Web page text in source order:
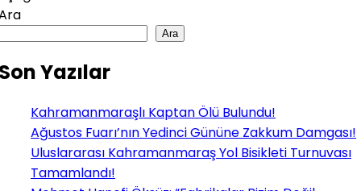
Ara
Yazılar
Kahramanmaraşlı Kaptan Ölü Bulundu!
Ağustos Fuarı’nın Yedinci Gününe Zakkum Damgası!
Uluslararası Kahramanmaraş Yol Bisikleti Turnuvası
Tamamlandı!